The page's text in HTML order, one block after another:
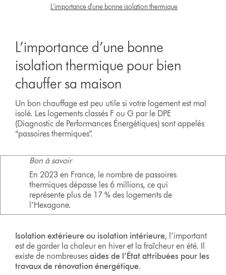
L'importance d'une bonne isolation thermique
L’importance d’une bonne
isolation thermique pour bien
chauffer sa maison
Un bon chauffage est peu utile si votre logement est mal
isolé. Les logements classés F ou G par le DPE
(Diagnostic de Performances Énergétiques) sont appelés
“passoires thermiques”.
Bon à savoir
En 2023 en France, le nombre de passoires
thermiques dépasse les 6 millions, ce qui
représente plus de 17 % des logements de
l’Hexagone.
Isolation extérieure ou isolation intérieure, l’important
est de garder la chaleur en hiver et la fraîcheur en été. Il
existe de nombreuses aides de l’État attribuées pour les
travaux de rénovation énergétique.